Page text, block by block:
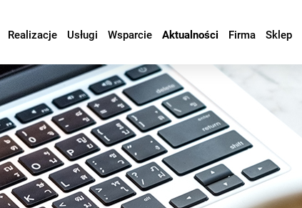
Realizacje Usługi Wsparcie Aktualności Firma Sklep